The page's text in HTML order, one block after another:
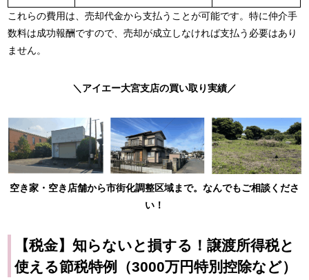
これらの費用は、売却代金から支払うことが可能です。特に仲介手
数料は成功報酬ですので、売却が成立しなければ支払う必要はあり
ません。
＼アイエー大宮支店の買い取り実績／
空き家・空き店舗から市街化調整区域まで。なんでもご相談くださ
い！
【税金】知らないと損する！譲渡所得税と
使える節税特例（3000万円特別控除など）